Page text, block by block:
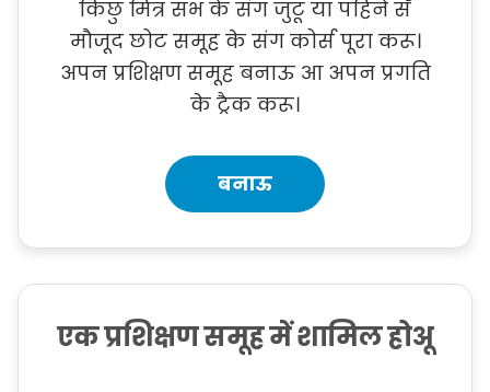
किछु मित्र सभ के संग जुटू या पहिने सँ
मौजूद छोट समूह के संग कोर्स पूरा करू।
अपन प्रशिक्षण समूह बनाऊ आ अपन प्रगति
के ट्रैक करू।
बनाऊ
एक प्रशिक्षण समूह में शामिल होअू